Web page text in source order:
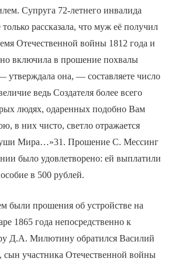
Супруга 72-летнего инвалида
рассказала, что муж её получил
Отечественной войны 1812 года и
но включила в прошение похвалы
она, — составляете число
ведь Создателя более всего
людях, одаренных подобно Вам
в них чисто, светло отражается
Мира…»31. Прошение С. Мессинг
было удовлетворено: ей выплатили
в 500 рублей.
были прошения об устройстве на
1865 года непосредственно к
Д.А. Милютину обратился Василий
сын участника Отечественной войны